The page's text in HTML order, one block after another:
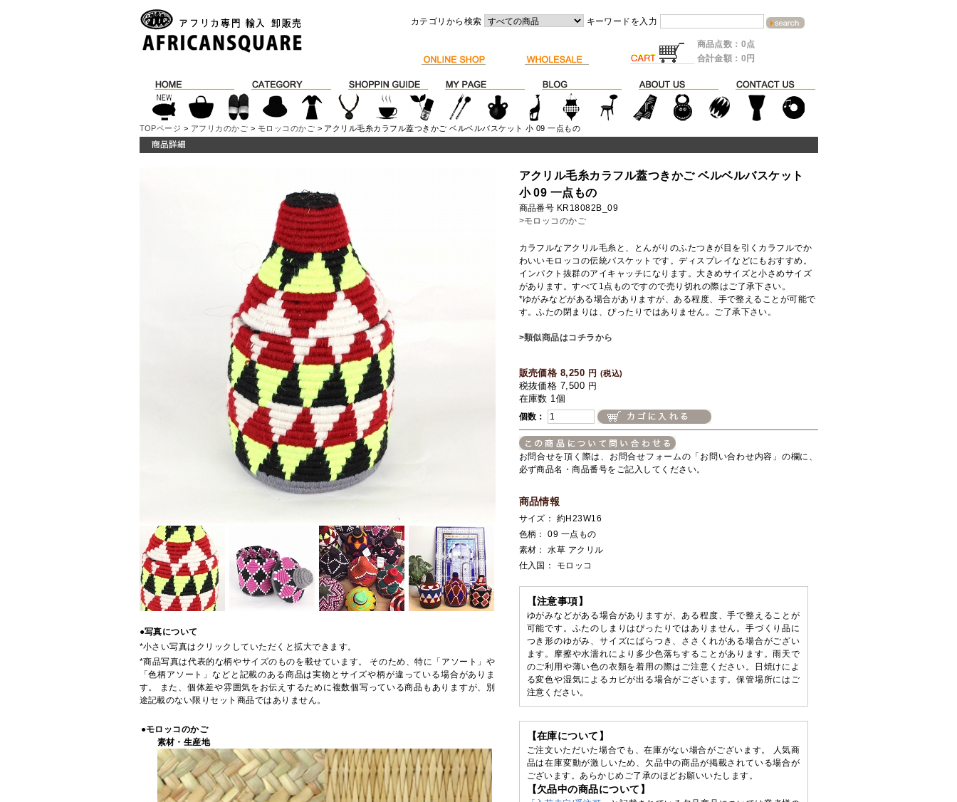
カテゴリから検索 キーワードを入力
商品点数：0点
合計金額：0円
TOPページ > アフリカのかご > モロッコのかご > アクリル毛糸カラフル蓋つきかご ベルベルバスケット 小 09 一点もの
●写真について
*小さい写真はクリックしていただくと拡大できます。
*商品写真は代表的な柄やサイズのものを載せています。 そのため、特に「アソート」や
「色柄アソート」などと記載のある商品は実物とサイズや柄が違っている場合がありま
す。 また、個体差や雰囲気をお伝えするために複数個写っている商品もありますが、別
途記載のない限りセット商品ではありません。
●モロッコのかご
素材・生産地
アクリル毛糸カラフル蓋つきかご ベルベルバスケット
小 09 一点もの
商品番号 KR18082B_09
>モロッコのかご
カラフルなアクリル毛糸と、とんがりのふたつきが目を引くカラフルでか
わいいモロッコの伝統バスケットです。ディスプレイなどにもおすすめ。
インパクト抜群のアイキャッチになります。大きめサイズと小さめサイズ
があります。すべて1点ものですので売り切れの際はご了承下さい。
*ゆがみなどがある場合がありますが、ある程度、手で整えることが可能で
す。ふたの閉まりは、ぴったりではありません。ご了承下さい。
>類似商品はコチラから
販売価格 8,250 円 (税込)
税抜価格 7,500 円
在庫数 1個
個数：
お問合せを頂く際は、お問合せフォームの「お問い合わせ内容」の欄に、
必ず商品名・商品番号をご記入してください。
商品情報
サイズ： 約H23W16
色柄： 09 一点もの
素材： 水草 アクリル
仕入国： モロッコ
【注意事項】
ゆがみなどがある場合がありますが、ある程度、手で整えることが
可能です。ふたのしまりはぴったりではありません。手づくり品に
つき形のゆがみ、サイズにばらつき、ささくれがある場合がござい
ます。摩擦や水濡れにより多少色落ちすることがあります。雨天で
のご利用や薄い色の衣類を着用の際はご注意ください。日焼けによ
る変色や湿気によるカビが出る場合がございます。保管場所にはご
注意ください。
【在庫について】
ご注文いただいた場合でも、在庫がない場合がございます。 人気商
品は在庫変動が激しいため、欠品中の商品が掲載されている場合が
ございます。あらかじめご了承のほどお願いいたします。
【欠品中の商品について】